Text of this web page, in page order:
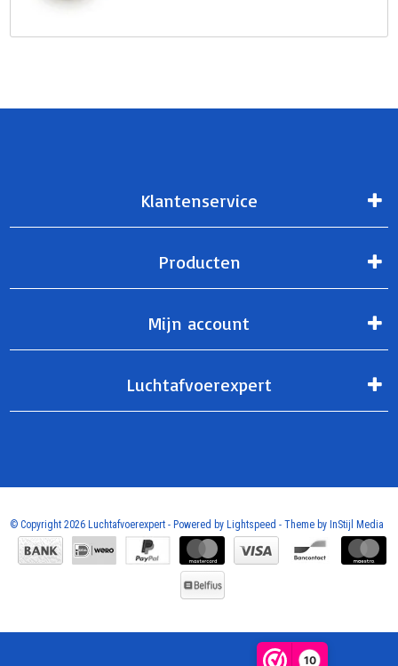
10
Klantenservice
Producten
Mijn account
Luchtafvoerexpert
© Copyright 2026 Luchtafvoerexpert - Powered by Lightspeed - Theme by InStijl Media